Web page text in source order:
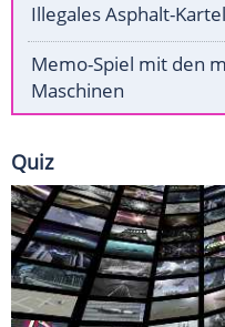
Illegales Asphalt-
Memo-Spiel mit den
Maschinen
Quiz